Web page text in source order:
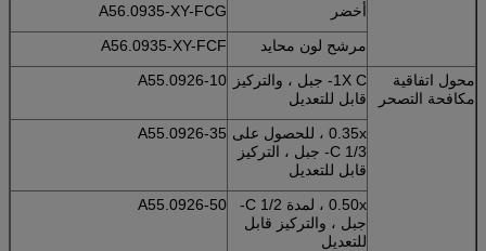
أخضر
A56.0935-XY-FCG
مرشح لون محايد
A56.0935-XY-FCF
محول اتفاقية
مكافحة التصحر
1X C- جبل ، والتركيز
قابل للتعديل
A55.0926-10
0.35x ، للحصول على
1/3 C- جبل ، التركيز
قابل للتعديل
A55.0926-35
0.50x ، لمدة 1/2 C-
جبل ، والتركيز قابل
للتعديل
A55.0926-50